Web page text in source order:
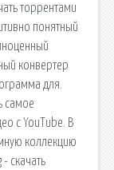
торрентами
понятный
конвертер
для.
самое
с YouTube. В
коллекцию
скачать